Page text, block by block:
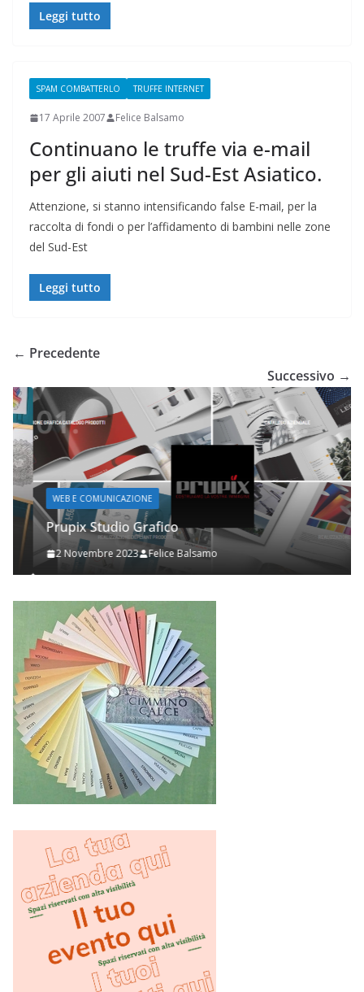
Leggi tutto
SPAM COMBATTERLO TRUFFE INTERNET
17 Aprile 2007 Felice Balsamo
Continuano le truffe via e-mail
per gli aiuti nel Sud-Est Asiatico.
Attenzione, si stanno intensificando false E-mail, per la
raccolta di fondi o per l’affidamento di bambini nelle zone
del Sud-Est
Leggi tutto
← Precedente
Successivo →
WEB E COMUNICAZIONE
Prupix Studio Grafico
2 Novembre 2023 Felice Balsamo